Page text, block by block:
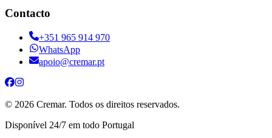
Contacto
+351 965 914 970
WhatsApp
apoio@cremar.pt
© 2026 Cremar. Todos os direitos reservados.
Disponível 24/7 em todo Portugal